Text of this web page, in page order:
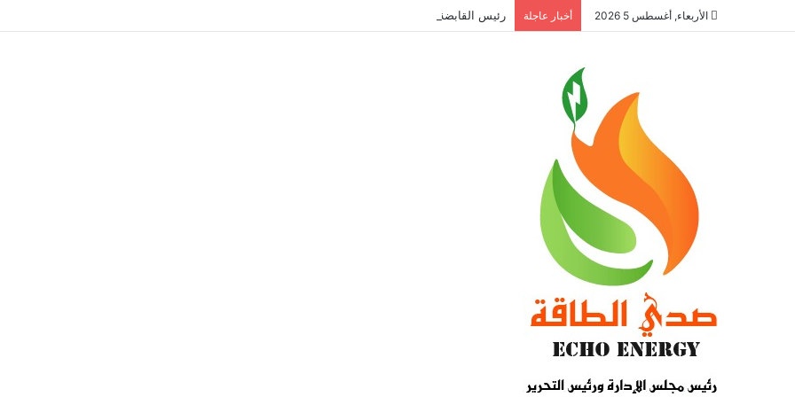
الأربعاء, أغسطس 5 2026 أخبار عاجلة رئيس القابضة للبتروكيماويات يتفقد مصنع ووتك لإنتاج الواح MDF الخشبية من قش الأرز